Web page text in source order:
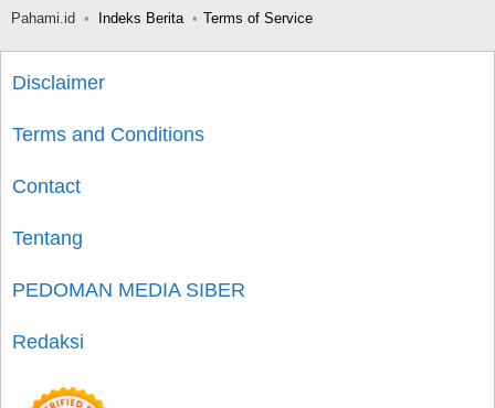
Pahami.id Indeks Berita Terms of Service
Disclaimer
Terms and Conditions
Contact
Tentang
PEDOMAN MEDIA SIBER
Redaksi